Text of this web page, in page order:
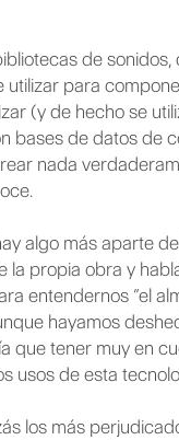
de
para
(y de hecho se
bases de datos de
nada
algo más aparte
propia obra y
entendernos “el
hayamos
que tener muy en
usos de esta
los más